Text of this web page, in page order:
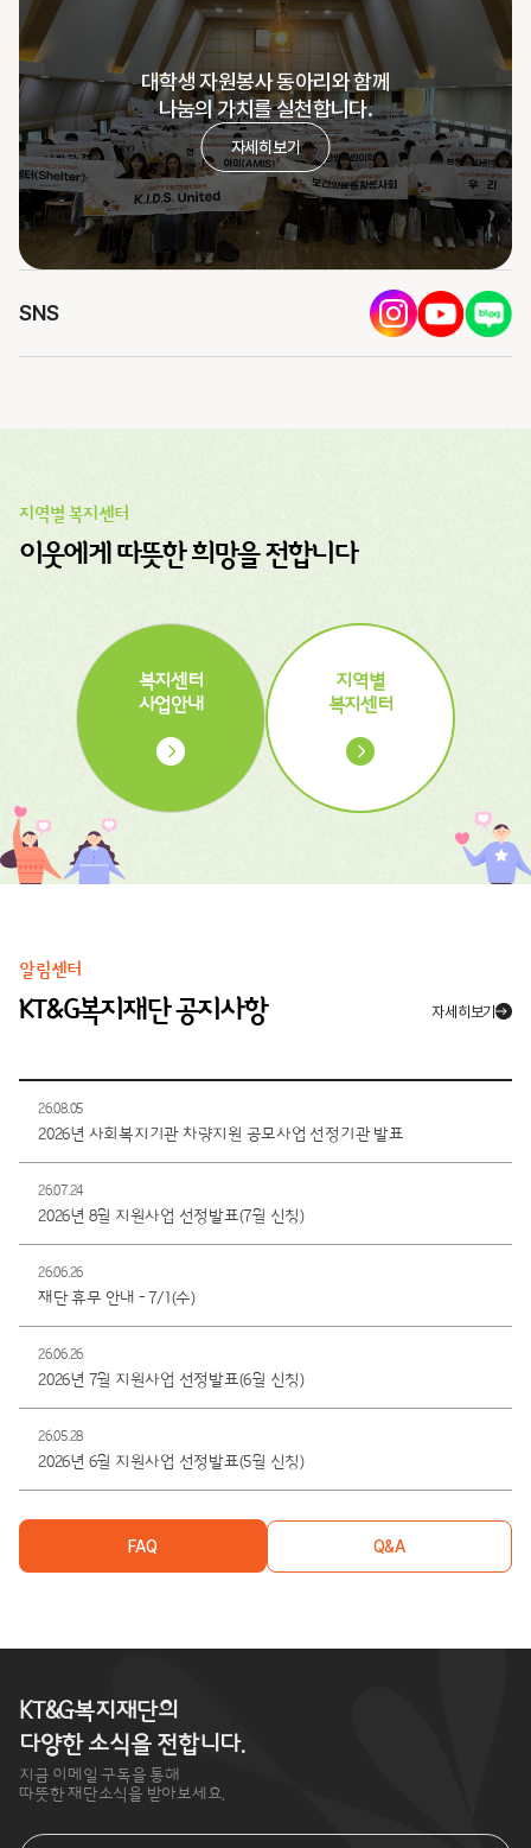
대학생 자원봉사 동아리와 함께
나눔의 가치를 실천합니다.
자세히보기
SNS
지역별 복지센터
이웃에게 따뜻한 희망을 전합니다
복지센터
사업안내
지역별
복지센터
알림센터
KT&G복지재단 공지사항 자세히보기
26.08.05
2026년 사회복지기관 차량지원 공모사업 선정기관 발표
26.07.24
2026년 8월 지원사업 선정발표(7월 신청)
26.06.26
재단 휴무 안내 - 7/1(수)
26.06.26
2026년 7월 지원사업 선정발표(6월 신청)
26.05.28
2026년 6월 지원사업 선정발표(5월 신청)
FAQ Q&A
KT&G복지재단의
다양한 소식을 전합니다.
지금 이메일 구독을 통해
따뜻한 재단소식을 받아보세요.